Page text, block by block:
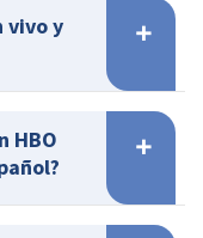
vivo y
HBO